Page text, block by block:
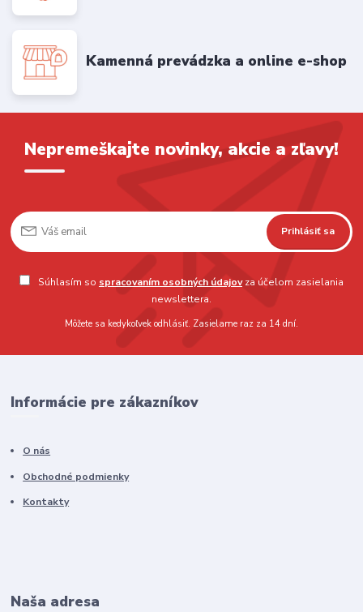
Kamenná prevádzka a online e-shop
Nepremeškajte novinky, akcie a zľavy!
Prihlásiť sa
Súhlasím so spracovaním osobných údajovza účelom zasielania
newslettera.
Môžete sa kedykoľvek odhlásiť. Zasielame raz za 14 dní.
Informácie pre zákazníkov
O nás
Obchodné podmienky
Kontakty
Naša adresa